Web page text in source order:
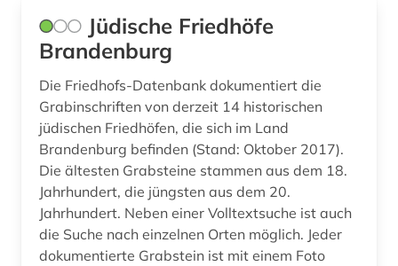
bildwissenschaft (1)
biographie (7)
biologie (7)
biowissenschaften (2)
bismarck (1)
blauer reiter (2)
Jüdische Friedhöfe
Brandenburg
Die Friedhofs-Datenbank dokumentiert die
Grabinschriften von derzeit 14 historischen
jüdischen Friedhöfen, die sich im Land
Brandenburg befinden (Stand: Oktober 2017).
Die ältesten Grabsteine stammen aus dem 18.
Jahrhundert, die jüngsten aus dem 20.
Jahrhundert. Neben einer Volltextsuche ist auch
die Suche nach einzelnen Orten möglich. Jeder
dokumentierte Grabstein ist mit einem Foto